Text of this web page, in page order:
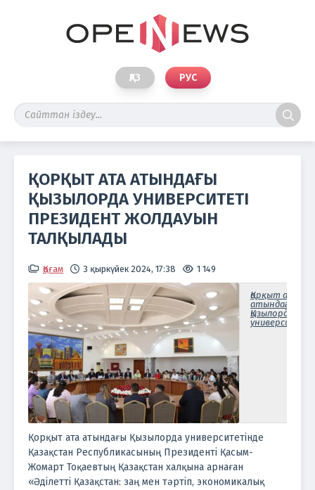
ҚАЗ РУС
ҚОРҚЫТ АТА АТЫНДАҒЫ
ҚЫЗЫЛОРДА УНИВЕРСИТЕТІ
ПРЕЗИДЕНТ ЖОЛДАУЫН
ТАЛҚЫЛАДЫ
Қоғам 3 қыркүйек 2024, 17:38 1 149
Қорқыт ата
атындағы
Қызылорда
университеті
Қорқыт ата атындағы Қызылорда университетінде
Қазақстан Республикасының Президенті Қасым-
Жомарт Тоқаевтың Қазақстан халқына арнаған
«Әділетті Қазақстан: заң мен тәртіп, экономикалық